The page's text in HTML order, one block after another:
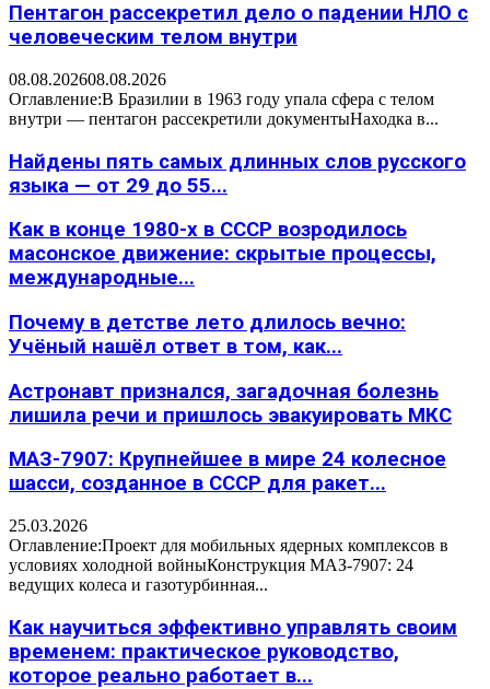
Пентагон рассекретил дело о падении НЛО с
человеческим телом внутри
08.08.202608.08.2026
Оглавление:В Бразилии в 1963 году упала сфера с телом
внутри — пентагон рассекретили документыНаходка в...
Найдены пять самых длинных слов русского
языка — от 29 до 55...
Как в конце 1980-х в СССР возродилось
масонское движение: скрытые процессы,
международные...
Почему в детстве лето длилось вечно:
Учёный нашёл ответ в том, как...
Астронавт признался, загадочная болезнь
лишила речи и пришлось эвакуировать МКС
МАЗ-7907: Крупнейшее в мире 24 колесное
шасси, созданное в СССР для ракет...
25.03.2026
Оглавление:Проект для мобильных ядерных комплексов в
условиях холодной войныКонструкция МАЗ-7907: 24
ведущих колеса и газотурбинная...
Как научиться эффективно управлять своим
временем: практическое руководство,
которое реально работает в...